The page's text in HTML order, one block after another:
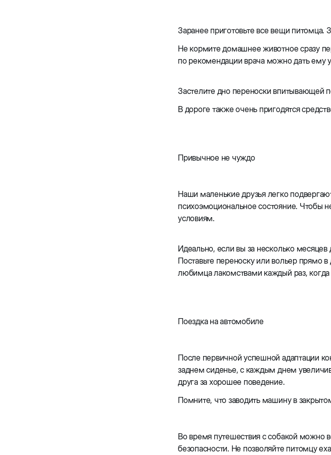
Заранее приготовьте все вещи
Не кормите домашнее животное сразу
по рекомендации врача можно дать ему
Застелите дно переноски впитывающей
В дороге также очень пригодятся
Привычное не чуждо
Наши маленькие друзья легко
психоэмоциональное состояние. Чтобы
условиям.
Идеально, если вы за несколько месяцев
Поставьте переноску или вольер
любимца лакомствами каждый раз, когда
Поездка на автомобиле
После первичной успешной адаптации
заднем сиденье, с каждым днем
друга за хорошее поведение.
Помните, что заводить машину в
Во время путешествия с собакой можно
безопасности. Не позволяйте питомцу